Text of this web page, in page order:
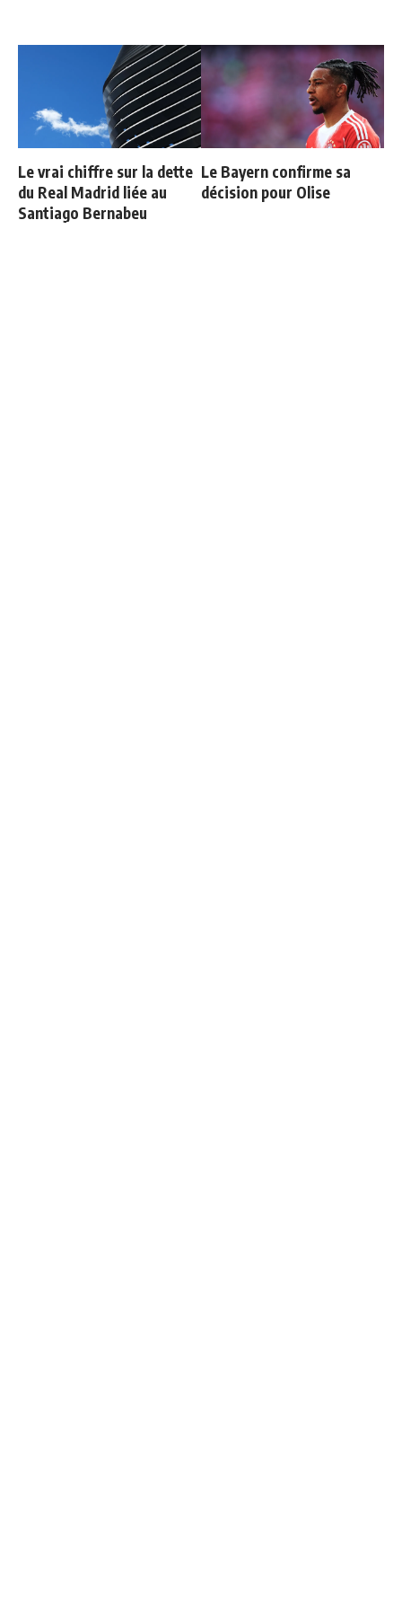
Le vrai chiffre sur la dette
du Real Madrid liée au
Santiago Bernabeu
Le Bayern confirme sa
décision pour Olise